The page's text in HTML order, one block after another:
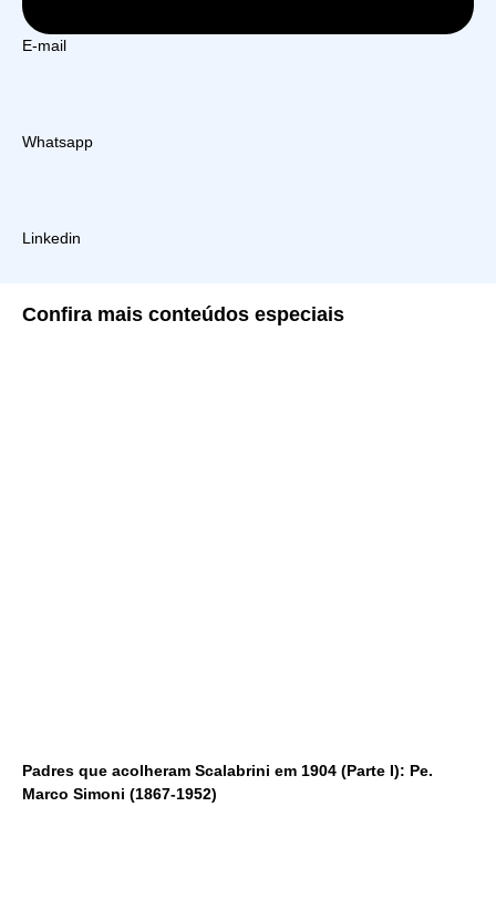
E-mail
Whatsapp
Linkedin
Confira mais conteúdos especiais
Padres que acolheram Scalabrini em 1904 (Parte I): Pe.
Marco Simoni (1867-1952)